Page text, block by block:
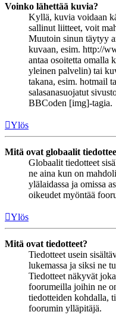
Voinko lähettää kuvia?
Kyllä, kuvia voidaan
sallinut liitteet, voit
Muutoin sinun täytyy
kuvaan, esim. http://
antaa osoitetta omalla
yleinen palvelin) tai
takana, esim. hotmail
salasanasuojatut
BBCoden [img]-tagia.
Ylös
Mitä ovat globaalit
Globaalit tiedotteet
ne aina kun on
ylälaidassa ja omissa
oikeudet myöntää
Ylös
Mitä ovat tiedotteet?
Tiedotteet usein
lukemassa ja siksi ne
Tiedotteet näkyvät
foorumeilla joihin ne
tiedotteiden kohdalla,
foorumin ylläpitäjä.